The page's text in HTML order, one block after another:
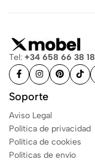
Tel: +34 658 66 38 18
Soporte
Aviso Legal
Política de privacidad
Política de cookies
Políticas de envío